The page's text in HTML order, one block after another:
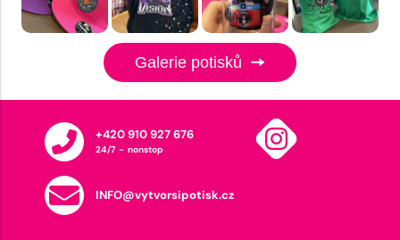
Galerie potisků
+420 910 927 676
24/7 - nonstop
INFO@vytvorsipotisk.cz